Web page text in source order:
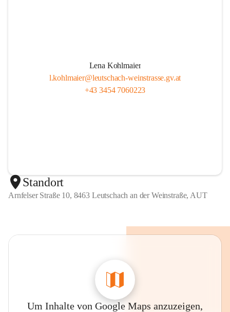
Lena Kohlmaier
l.kohlmaier@leutschach-weinstrasse.gv.at
+43 3454 7060223
Standort
Arnfelser Straße 10, 8463 Leutschach an der Weinstraße, AUT
Um Inhalte von Google Maps anzuzeigen,